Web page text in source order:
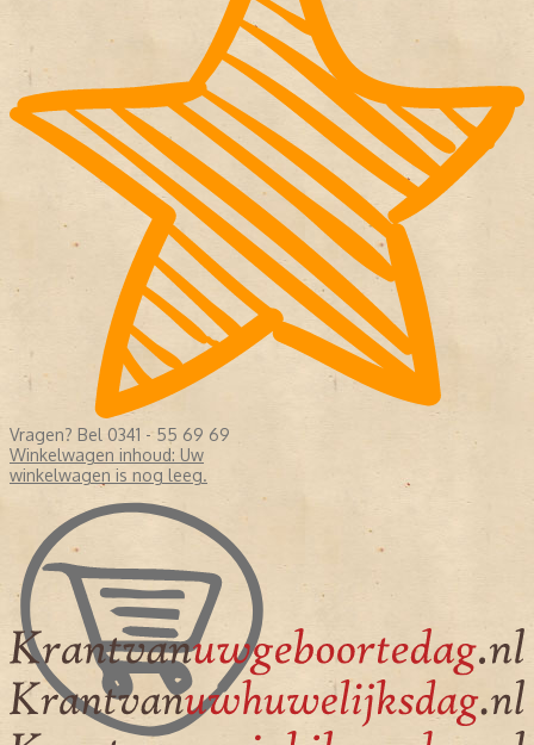
Vragen? Bel 0341 - 55 69 69
Winkelwagen inhoud: Uw
winkelwagen is nog leeg.